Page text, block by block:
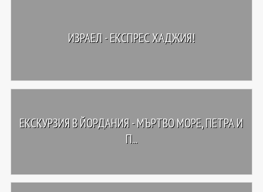
ИЗРАЕЛ - ЕКСПРЕС ХАДЖИЯ!
ЕКСКУРЗИЯ В ЙОРДАНИЯ - МЪРТВО МОРЕ, ПЕТРА И
П...